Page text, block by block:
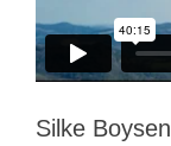
Silke Boysen